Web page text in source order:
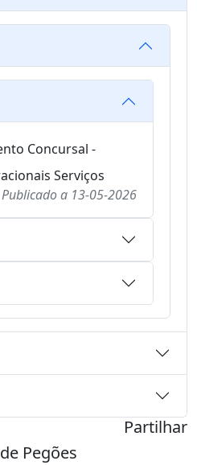
Concursal -
Serviços
Publicado a 13-05-2026
Partilhar
Pegões